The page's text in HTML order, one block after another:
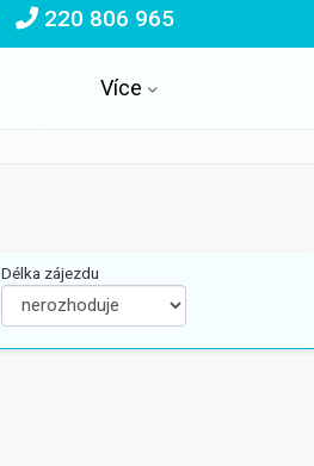
220 806 965
Více
Délka zájezdu
Sleva: